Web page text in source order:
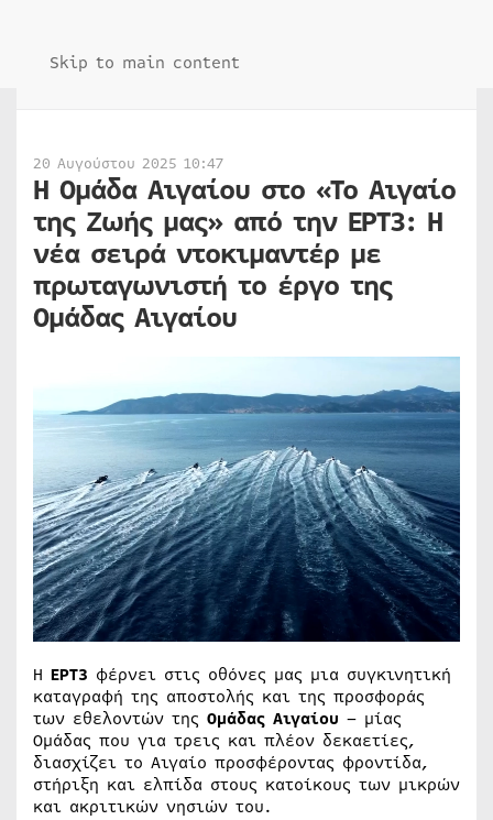
Skip to main content
20 Αυγούστου 2025 10:47
Η Ομάδα Αιγαίου στο «Το Αιγαίο
της Ζωής μας» από την ΕΡΤ3: Η
νέα σειρά ντοκιμαντέρ με
πρωταγωνιστή το έργο της
Ομάδας Αιγαίου
Η ΕΡΤ3 φέρνει στις οθόνες μας μια συγκινητική
καταγραφή της αποστολής και της προσφοράς
των εθελοντών της Ομάδας Αιγαίου – μίας
Ομάδας που για τρεις και πλέον δεκαετίες,
διασχίζει το Αιγαίο προσφέροντας φροντίδα,
στήριξη και ελπίδα στους κατοίκους των μικρών
και ακριτικών νησιών του.